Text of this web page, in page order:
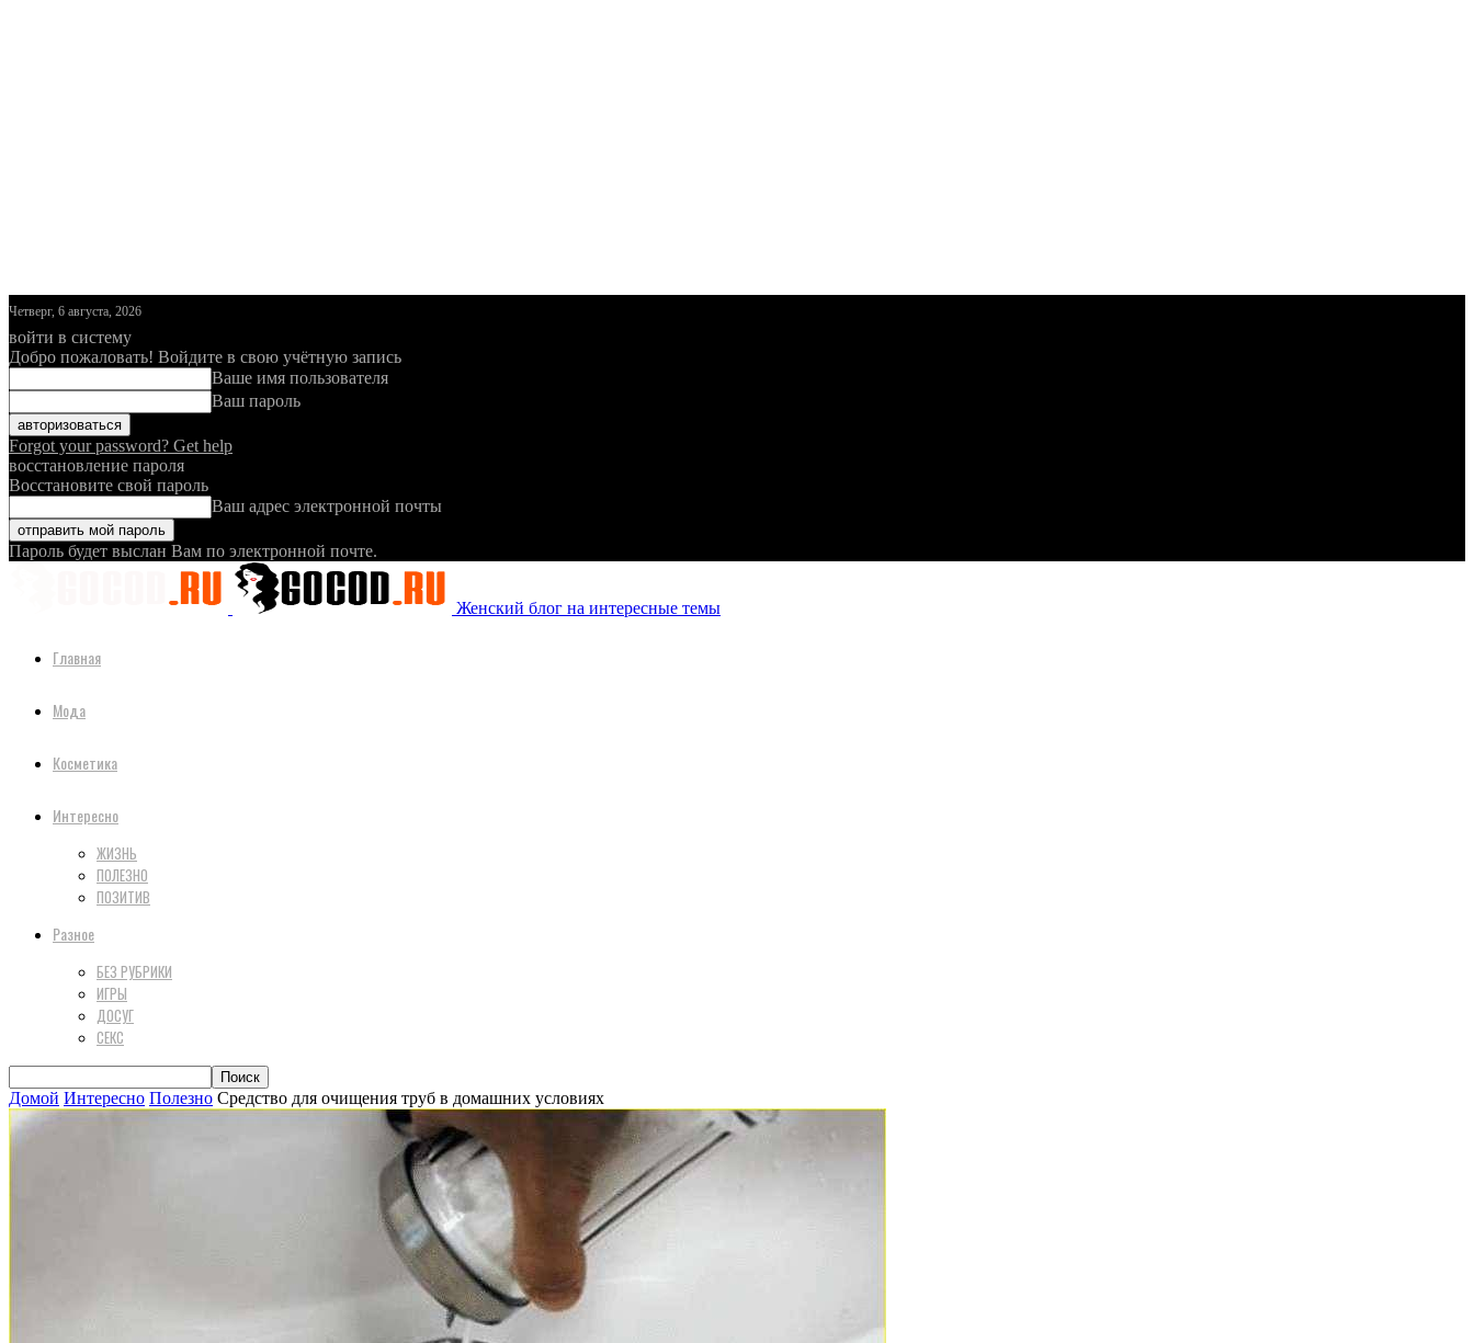
Четверг, 6 августа, 2026
войти в систему
Добро пожаловать! Войдите в свою учётную запись
Ваше имя пользователя
Ваш пароль
Forgot your password? Get help
восстановление пароля
Восстановите свой пароль
Ваш адрес электронной почты
Пароль будет выслан Вам по электронной почте.
Женский блог на интересные темы
Главная
Мода
Косметика
Интересно
ЖИЗНЬ
ПОЛЕЗНО
ПОЗИТИВ
Разное
БЕЗ РУБРИКИ
ИГРЫ
ДОСУГ
СЕКС
Домой Интересно Полезно Средство для очищения труб в домашних условиях